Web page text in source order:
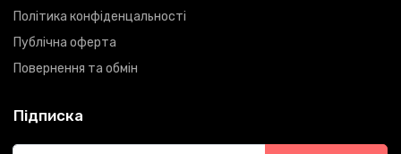
Політика конфіденцальності
Публічна оферта
Повернення та обмін
Підписка